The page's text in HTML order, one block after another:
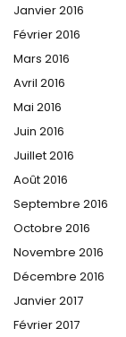
Janvier 2016
Février 2016
Mars 2016
Avril 2016
Mai 2016
Juin 2016
Juillet 2016
Août 2016
Septembre 2016
Octobre 2016
Novembre 2016
Décembre 2016
Janvier 2017
Février 2017